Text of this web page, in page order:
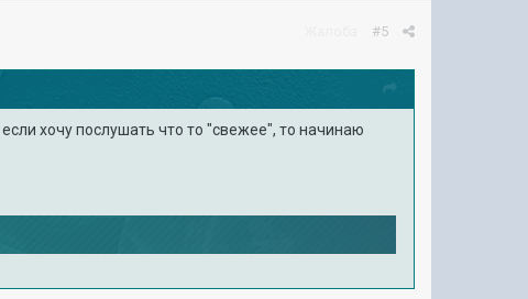
#5
хочу послушать что то "свежее", то начинаю